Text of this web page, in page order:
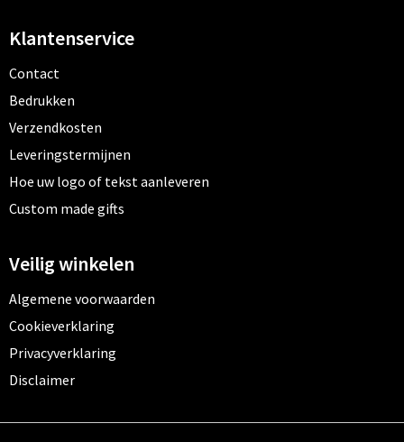
Klantenservice
Contact
Bedrukken
Verzendkosten
Leveringstermijnen
Hoe uw logo of tekst aanleveren
Custom made gifts
Veilig winkelen
Algemene voorwaarden
Cookieverklaring
Privacyverklaring
Disclaimer